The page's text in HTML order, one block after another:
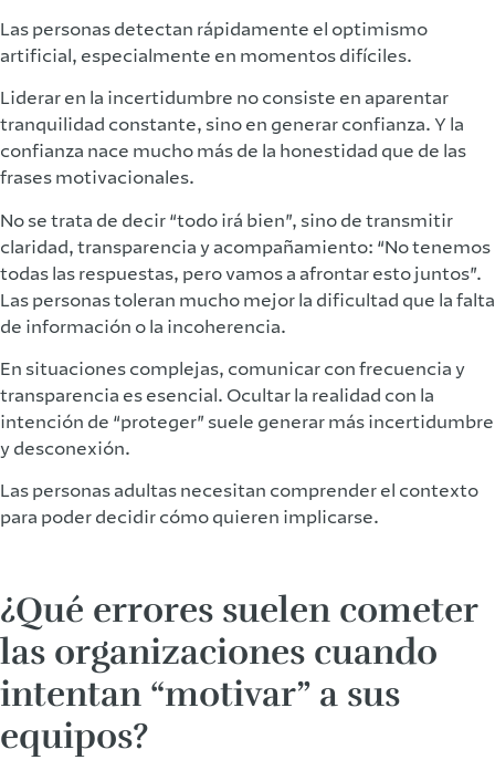
Las personas detectan rápidamente el optimismo
artificial, especialmente en momentos difíciles.
Liderar en la incertidumbre no consiste en aparentar
tranquilidad constante, sino en generar confianza. Y la
confianza nace mucho más de la honestidad que de las
frases motivacionales.
No se trata de decir “todo irá bien”, sino de transmitir
claridad, transparencia y acompañamiento: “No tenemos
todas las respuestas, pero vamos a afrontar esto juntos”.
Las personas toleran mucho mejor la dificultad que la falta
de información o la incoherencia.
En situaciones complejas, comunicar con frecuencia y
transparencia es esencial. Ocultar la realidad con la
intención de “proteger” suele generar más incertidumbre
y desconexión.
Las personas adultas necesitan comprender el contexto
para poder decidir cómo quieren implicarse.
¿Qué errores suelen cometer
las organizaciones cuando
intentan “motivar” a sus
equipos?